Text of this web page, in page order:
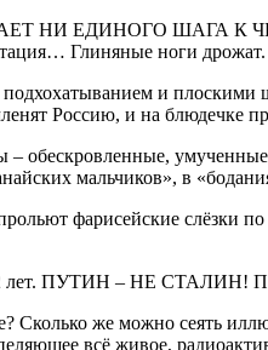
НИ ЕДИНОГО ШАГА К
Глиняные ноги
и
Россию, и на блюдечке
мы – обескровленные,
мальчиков», в
фарисейские слёзки
12 лет. ПУТИН – НЕ
же можно сеять
всё живое,